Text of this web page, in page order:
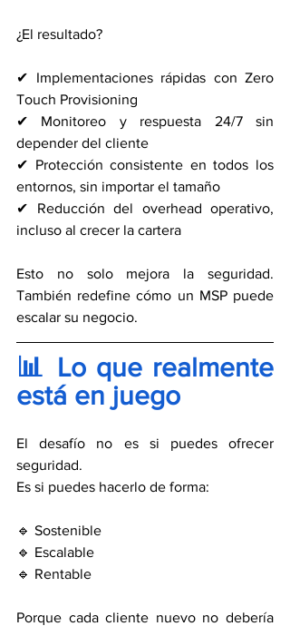
¿El resultado?
✔ Implementaciones rápidas con Zero
Touch Provisioning
✔ Monitoreo y respuesta 24/7 sin
depender del cliente
✔ Protección consistente en todos los
entornos, sin importar el tamaño
✔ Reducción del overhead operativo,
incluso al crecer la cartera
Esto no solo mejora la seguridad.
También redefine cómo un MSP puede
escalar su negocio.
📊 Lo que realmente
está en juego
El desafío no es si puedes ofrecer
seguridad.
Es si puedes hacerlo de forma:
🔹 Sostenible
🔹 Escalable
🔹 Rentable
Porque cada cliente nuevo no debería